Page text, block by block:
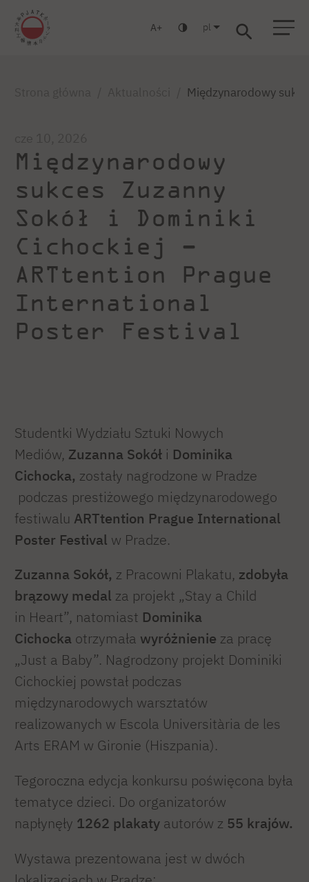
A pl
Międzynarodowy
Międzynarodowy
sukces Zuzanny
Sokół i Dominiki
Cichockiej –
ARTtention Prague
International
Poster Festival
Studentki Wydziału Sztuki Nowych
Mediów, Zuzanna Sokół i Dominika
Cichocka, zostały nagrodzone w Pradze
podczas prestiżowego międzynarodowego
festiwalu ARTtention Prague International
Poster Festival w Pradze.
Zuzanna Sokół, z Pracowni Plakatu, zdobyła
brązowy medal za projekt „Stay a Child
in Heart”, natomiast Dominika
Cichocka otrzymała wyróżnienie za pracę
„Just a Baby”. Nagrodzony projekt Dominiki
Cichockiej powstał podczas
międzynarodowych warsztatów
realizowanych w Escola Universitària de les
Arts ERAM w Gironie (Hiszpania).
Tegoroczna edycja konkursu poświęcona była
tematyce dzieci. Do organizatorów
napłynęły 1262 plakaty autorów z 55 krajów.
Wystawa prezentowana jest w dwóch